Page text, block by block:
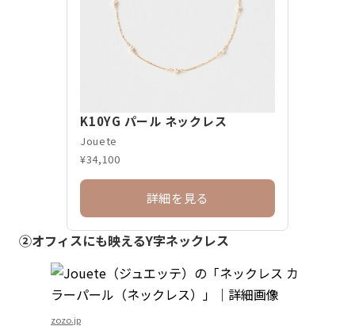
K10YG パール ネックレス
Jouete
¥34,100
詳細を見る
②オフィスにも映えるY字ネックレス
zozo.jp